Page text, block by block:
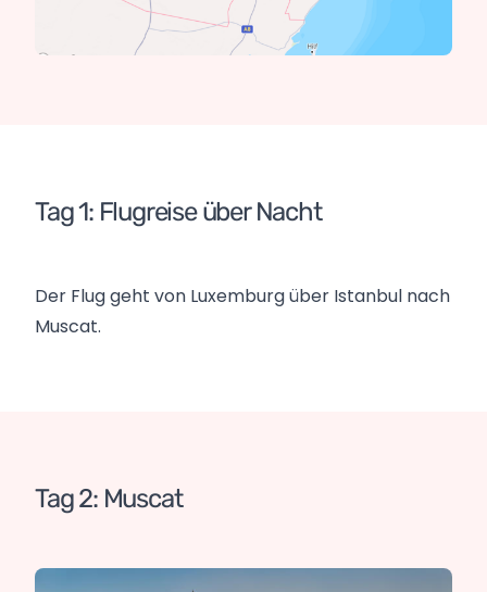
Tag 1: Flugreise über Nacht
Der Flug geht von Luxemburg über Istanbul nach
Muscat.
Tag 2: Muscat